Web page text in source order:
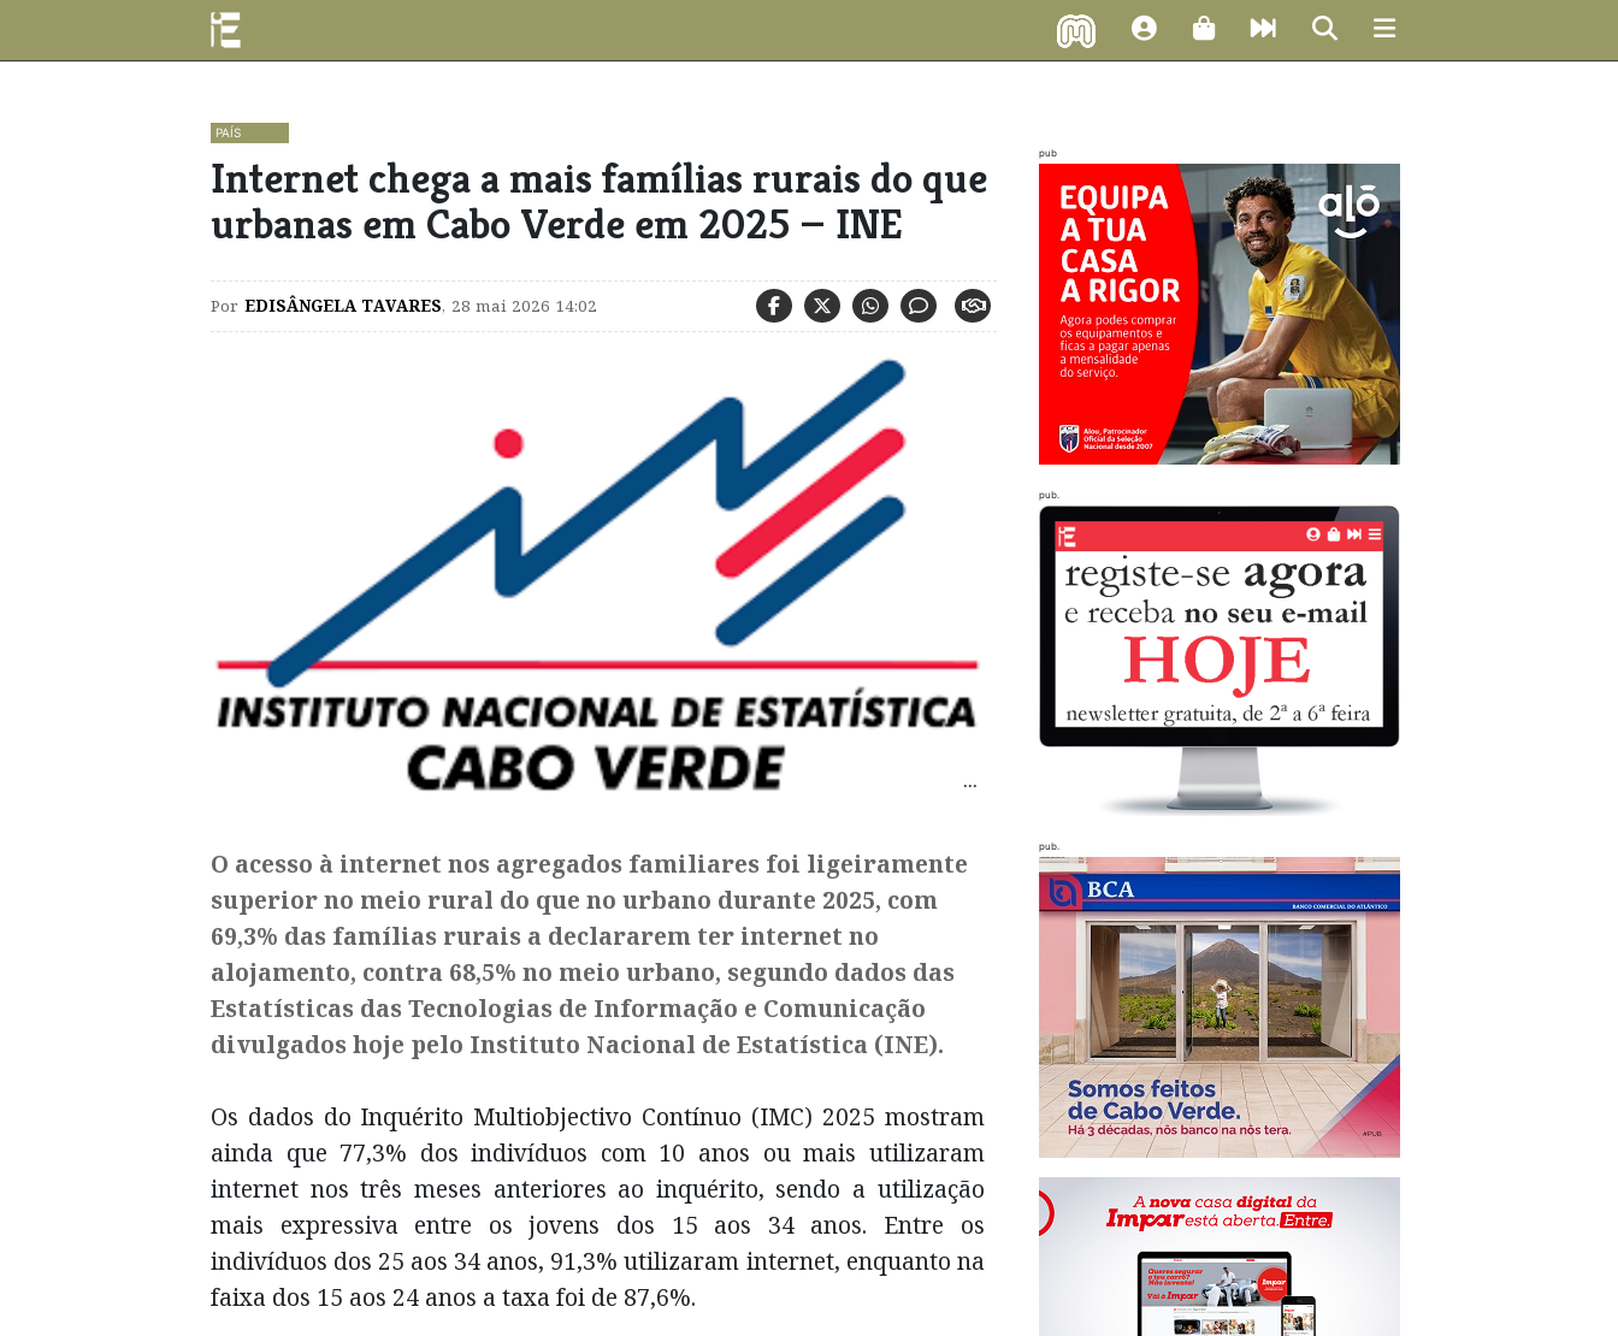
PAÍS
​Internet chega a mais famílias rurais do que
urbanas em Cabo Verde em 2025 — INE
Por EDISÂNGELA TAVARES, 28 mai 2026 14:02
O acesso à internet nos agregados familiares foi ligeiramente
superior no meio rural do que no urbano durante 2025, com
69,3% das famílias rurais a declararem ter internet no
alojamento, contra 68,5% no meio urbano, segundo dados das
Estatísticas das Tecnologias de Informação e Comunicação
divulgados hoje pelo Instituto Nacional de Estatística (INE).
Os dados do Inquérito Multiobjectivo Contínuo (IMC) 2025 mostram
ainda que 77,3% dos indivíduos com 10 anos ou mais utilizaram
internet nos três meses anteriores ao inquérito, sendo a utilização
mais expressiva entre os jovens dos 15 aos 34 anos. Entre os
indivíduos dos 25 aos 34 anos, 91,3% utilizaram internet, enquanto na
faixa dos 15 aos 24 anos a taxa foi de 87,6%.
pub
pub.
pub.